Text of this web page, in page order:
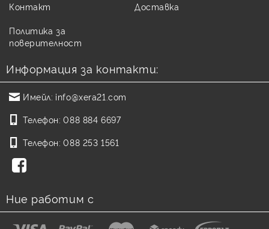
Контакт
Политика за
поверителност
Доставка
Информация за контакти:
Имейл: info@xera21.com
Телефон: 088 884 6697
Телефон: 088 253 1561
Ние работим с